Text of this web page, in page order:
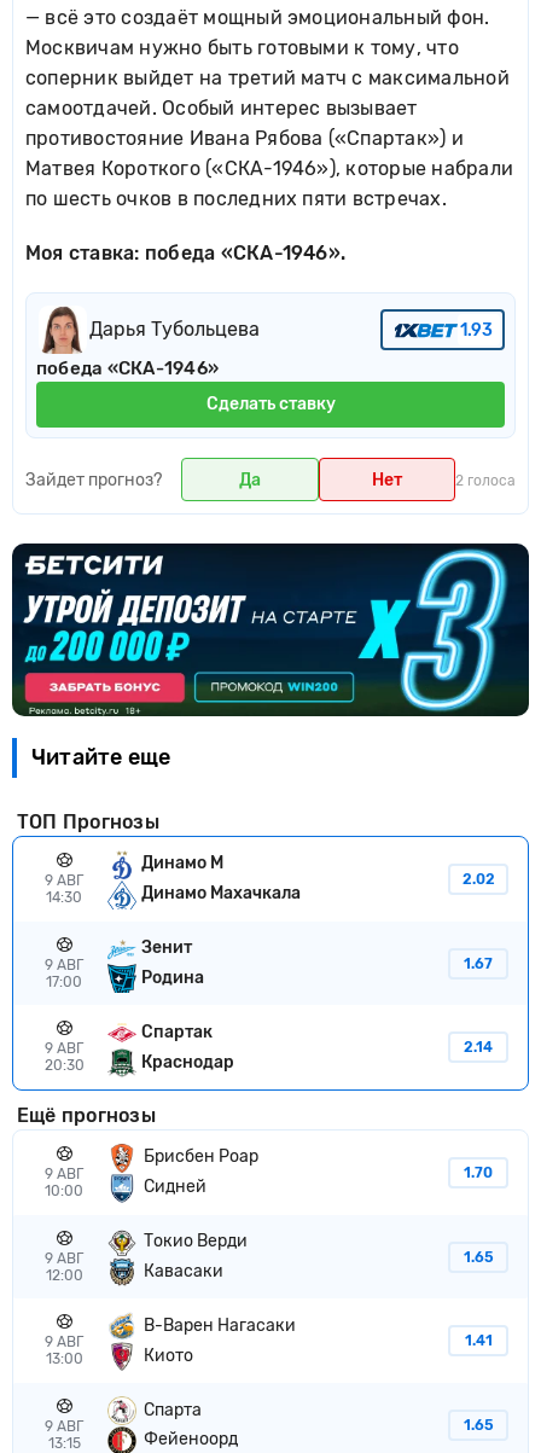
— всё это создаёт мощный эмоциональный фон.
Москвичам нужно быть готовыми к тому, что
соперник выйдет на третий матч с максимальной
самоотдачей. Особый интерес вызывает
противостояние Ивана Рябова («Спартак») и
Матвея Короткого («СКА-1946»), которые набрали
по шесть очков в последних пяти встречах.
Моя ставка: победа «СКА-1946».
Дарья Тубольцева 1.93
победа «СКА-1946»
Сделать ставку
Зайдет прогноз? Да Нет 2 голоса
Читайте еще
ТОП Прогнозы
9 АВГ
14:30
Динамо М
Динамо Махачкала
2.02
9 АВГ
17:00
Зенит
Родина
1.67
9 АВГ
20:30
Спартак
Краснодар
2.14
Ещё прогнозы
9 АВГ
10:00
Брисбен Роар
Сидней
1.70
9 АВГ
12:00
Токио Верди
Кавасаки
1.65
9 АВГ
13:00
В-Варен Нагасаки
Киото
1.41
9 АВГ
13:15
Спарта
Фейеноорд
1.65